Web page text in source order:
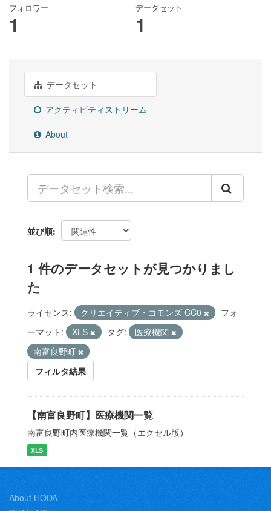
フォロワー
1
データセット
1
データセット
アクティビティストリーム
About
並び順
1 件のデータセットが見つかりまし
た
ライセンス: クリエイティブ・コモンズ CC0
フォ
ーマット:
XLS タグ:
医療機関
南富良野町
フィルタ結果
【南富良野町】医療機関一覧
南富良野町内医療機関一覧（エクセル版）
XLS
About HODA